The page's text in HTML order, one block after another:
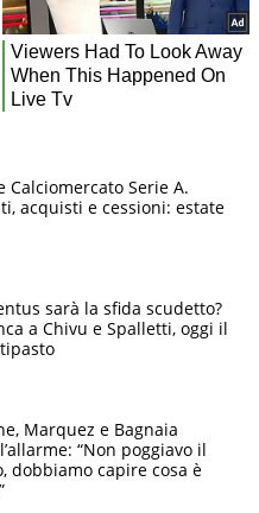
Calciomercato Serie A.
acquisti e cessioni: estate
sarà la sfida scudetto?
a Chivu e Spalletti, oggi il
Marquez e Bagnaia
“Non poggiavo il
dobbiamo capire cosa è